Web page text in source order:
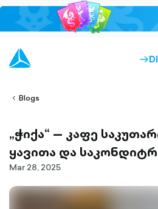
Blogs
„ჭიქა“ — კაფე
ყავითა და
Mar 28, 2025